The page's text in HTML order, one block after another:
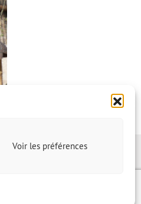
Voir les préférences